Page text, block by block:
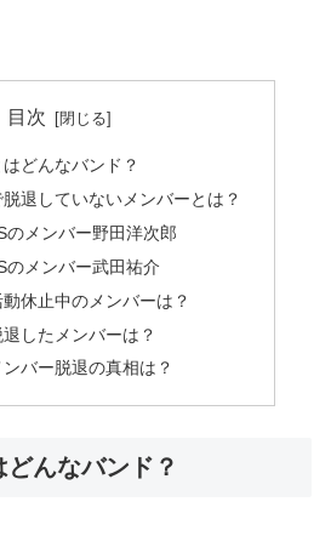
目次
どんなバンド？
退していないメンバーとは？
のメンバー野田洋次郎
のメンバー武田祐介
休止中のメンバーは？
したメンバーは？
バー脱退の真相は？
んなバンド？